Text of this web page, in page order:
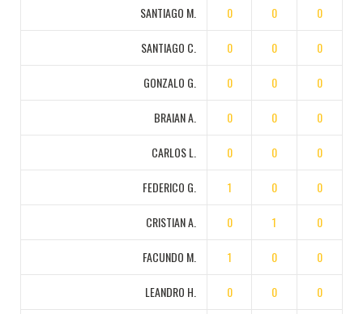
SANTIAGO M. 0 0 0
SANTIAGO C. 0 0 0
GONZALO G. 0 0 0
BRAIAN A. 0 0 0
CARLOS L. 0 0 0
FEDERICO G. 1 0 0
CRISTIAN A. 0 1 0
FACUNDO M. 1 0 0
LEANDRO H. 0 0 0